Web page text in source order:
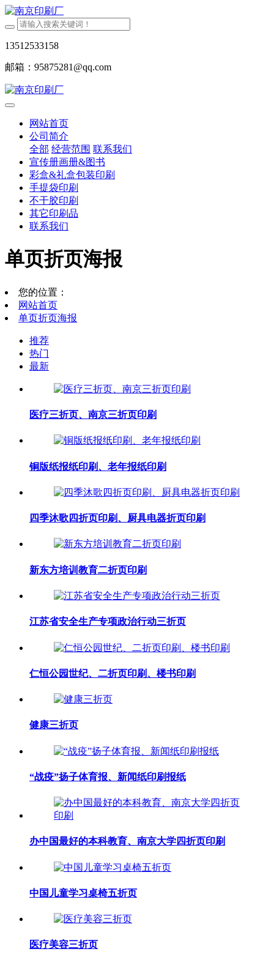
13512533158
邮箱：95875281@qq.com
网站首页
公司简介
全部 经营范围 联系我们
宣传册画册&图书
彩盒&礼盒包装印刷
手提袋印刷
不干胶印刷
其它印刷品
联系我们
单页折页海报
您的位置：
网站首页
单页折页海报
推荐
热门
最新
医疗三折页、南京三折页印刷
铜版纸报纸印刷、老年报纸印刷
四季沐歌四折页印刷、厨具电器折页印刷
新东方培训教育二折页印刷
江苏省安全生产专项政治行动三折页
仁恒公园世纪、二折页印刷、楼书印刷
健康三折页
“战疫”扬子体育报、新闻纸印刷报纸
办中国最好的本科教育、南京大学四折页印刷
中国儿童学习桌椅五折页
医疗美容三折页